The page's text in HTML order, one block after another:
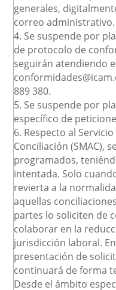
generales,
correo administrativo.
4. Se suspende por
de protocolo de
seguirán atendiendo
889 380.
5. Se suspende por
específico de
6. Respecto al
Conciliación (SMAC),
programados,
intentada. Solo
revierta a la
aquellas
partes lo soliciten de
colaborar en la
jurisdicción laboral.
presentación de
continuará de forma
Desde el ámbito